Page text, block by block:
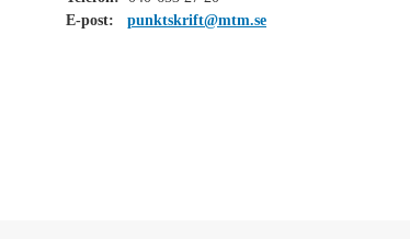
E-post:
punktskrift@mtm.se